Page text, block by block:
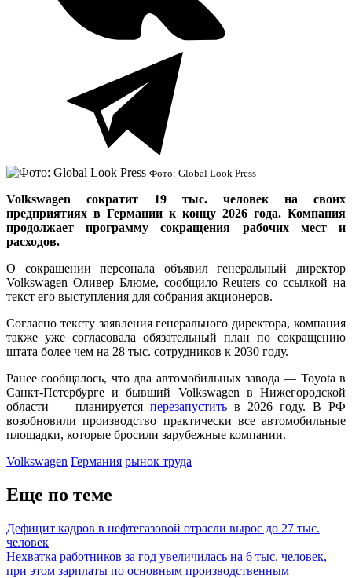
Фото: Global Look Press
Volkswagen сократит 19 тыс. человек на своих
предприятиях в Германии к концу 2026 года. Компания
продолжает программу сокращения рабочих мест и
расходов.
О сокращении персонала объявил генеральный директор
Volkswagen Оливер Блюме, сообщило Reuters со ссылкой на
текст его выступления для собрания акционеров.
Согласно тексту заявления генерального директора, компания
также уже согласовала обязательный план по сокращению
штата более чем на 28 тыс. сотрудников к 2030 году.
Ранее сообщалось, что два автомобильных завода — Toyota в
Санкт-Петербурге и бывший Volkswagen в Нижегородской
области — планируется перезапустить в 2026 году. В РФ
возобновили производство практически все автомобильные
площадки, которые бросили зарубежные компании.
Volkswagen Германия рынок труда
Еще по теме
Дефицит кадров в нефтегазовой отрасли вырос до 27 тыс.
человек
Нехватка работников за год увеличилась на 6 тыс. человек,
при этом зарплаты по основным производственным